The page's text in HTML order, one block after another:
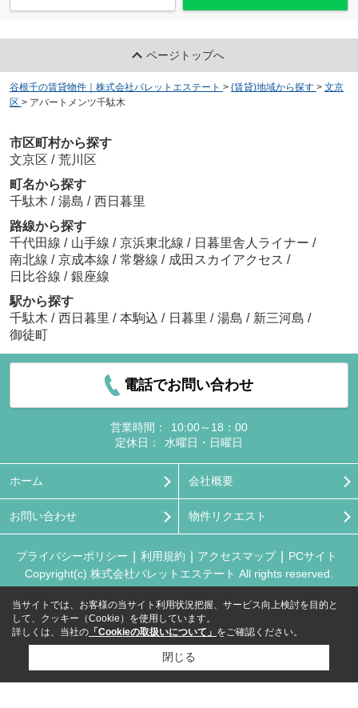
ページトップへ
谷根千の賃貸物件｜株式会社パレットエステート > (賃貸)地域から探す > 文京
区 > アパートメンツ千駄木
市区町村から探す
文京区 / 荒川区
町名から探す
千駄木 / 湯島 / 西日暮里
路線から探す
千代田線 / 山手線 / 京浜東北線 / 日暮里舎人ライナー /
南北線 / 京成本線 / 常磐線 / 成田スカイアクセス /
日比谷線 / 銀座線
駅から探す
千駄木 / 西日暮里 / 本駒込 / 日暮里 / 湯島 / 新三河島 /
御徒町
電話でお問い合わせ
営業時間：
10:00～18：00
定休日：
水曜日・日曜日
ホーム 会社概要
お問い合わせ 物件リクエスト
プライバシーポリシー 利用規約 アクセスマップ
PCサイト
Copyright(c) 株式会社パレットエステート All rights reserved.
当サイトでは、お客様の当サイト利用状況把握、サービス向上検討を目的と
して、クッキー（Cookie）を使用しています。
詳しくは、当社の 「Cookieの取扱いについて」 をご確認ください。
閉じる